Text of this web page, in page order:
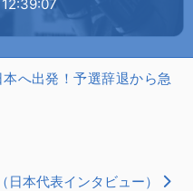
へ出発！予選辞退から急
日本代表インタビュー）